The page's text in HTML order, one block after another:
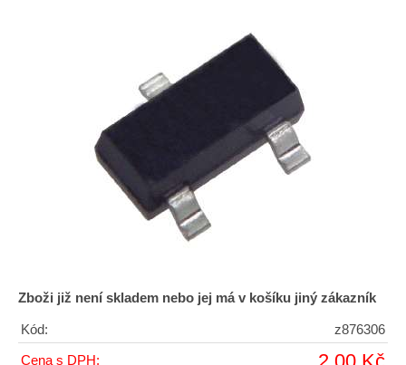
Zboži již není skladem nebo jej má v košíku jiný zákazník
Kód: z876306
Cena s DPH: